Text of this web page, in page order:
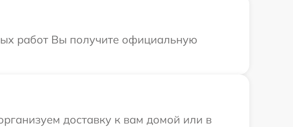
работ Вы получите официальную
доставку к вам домой или в